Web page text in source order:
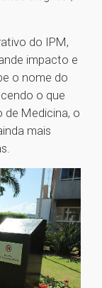
do IPM,
impacto e
o nome do
o que
de Medicina, o
mais